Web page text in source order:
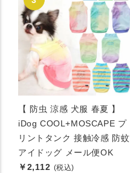
【 防虫 涼感 犬服 春夏 】
iDog COOL+MOSCAPE プ
リントタンク 接触冷感 防蚊
アイドッグ メール便OK
￥2,112 (税込)